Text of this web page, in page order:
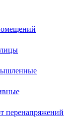
перенапряжений